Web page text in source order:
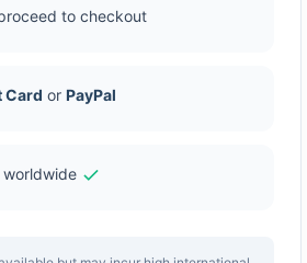
to checkout
Card or PayPal
worldwide